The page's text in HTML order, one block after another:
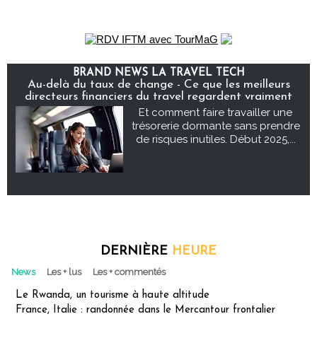
BRAND NEWS LA TRAVEL TECH
Au-delà du taux de change - Ce que les meilleurs
directeurs financiers du travel regardent vraiment
Et comment faire travailler une
trésorerie dormante sans prendre
de risques inutiles. Début 2025,...
DERNIÈRE HEURE
News Les + lus Les + commentés
Le Rwanda, un tourisme à haute altitude
France, Italie : randonnée dans le Mercantour frontalier